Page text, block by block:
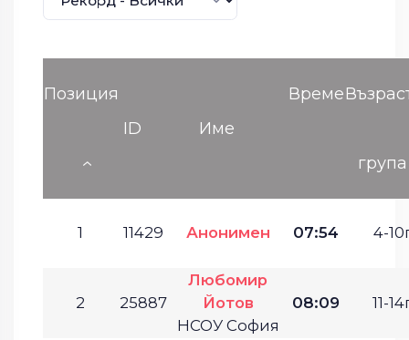
Позиция
ID
Име
Време
група
1 11429 Анонимен 07:54 4-
2 25887
Любомир
Йотов
НСОУ София
08:09 11-